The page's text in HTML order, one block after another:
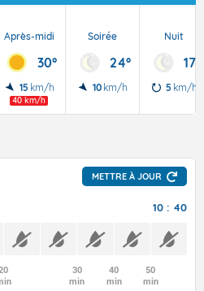
Après-midi
30°
15 km/h
40 km/h
Soirée
24°
10 km/h
Nuit
17°
5 km/h
METTRE À JOUR
10 : 40
30
min
40
min
50
min